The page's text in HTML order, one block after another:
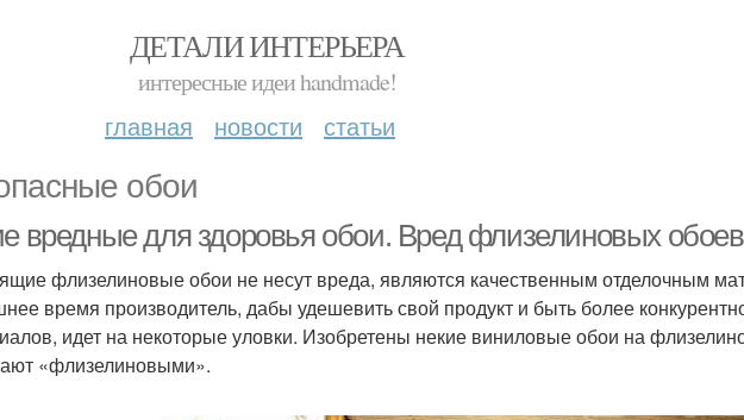
ДЕТАЛИ ИНТЕРЬЕРА
интересные идеи handmade!
главная новости статьи
обои
вредные для здоровья обои. Вред флизелиновых обоев
флизелиновые обои не несут вреда, являются качественным отделочным
время производитель, дабы удешевить свой продукт и быть более
идет на некоторые уловки. Изобретены некие виниловые обои на
«флизелиновыми».